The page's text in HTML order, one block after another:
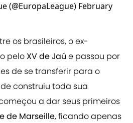
(@EuropaLeague) February
os brasileiros, o ex-
pelo XV de Jaú e passou por
de se transferir para o
construiu toda sua
a dar seus primeiros
de Marseille, ficando apenas